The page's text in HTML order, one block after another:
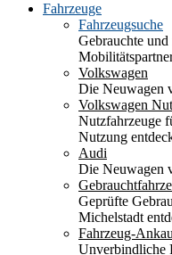
Fahrzeuge
Fahrzeugsuche
Gebrauchte
Volkswagen
Die Neuwagen
Volkswagen
Nutzfahrzeuge
Nutzung
Audi
Die Neuwagen
Geprüfte
Michelstadt
Fahrzeug-
Unverbindliche